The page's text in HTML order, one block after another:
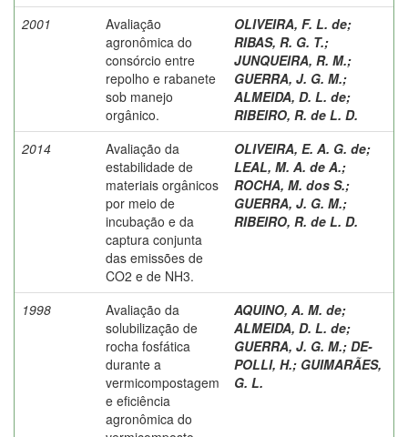
2001
Avaliação
agronômica do
consórcio entre
repolho e rabanete
sob manejo
orgânico.
OLIVEIRA, F. L. de;
RIBAS, R. G. T.;
JUNQUEIRA, R. M.;
GUERRA, J. G. M.;
ALMEIDA, D. L. de;
RIBEIRO, R. de L. D.
2014
Avaliação da
estabilidade de
materiais orgânicos
por meio de
incubação e da
captura conjunta
das emissões de
CO2 e de NH3.
OLIVEIRA, E. A. G. de;
LEAL, M. A. de A.;
ROCHA, M. dos S.;
GUERRA, J. G. M.;
RIBEIRO, R. de L. D.
1998
Avaliação da
solubilização de
rocha fosfática
durante a
vermicompostagem
e eficiência
agronômica do
AQUINO, A. M. de;
ALMEIDA, D. L. de;
GUERRA, J. G. M.; DE-
POLLI, H.; GUIMARÃES,
G. L.